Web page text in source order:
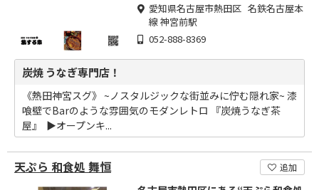
愛知県名古屋市熱田区 名鉄名古屋本
線 神宮前駅
052-888-8369
炭焼 うなぎ専門店！
《熱田神宮スグ》 ~ノスタルジックな街並みに佇む隠れ家~ 漆
喰壁でBarのような雰囲気のモダンレトロ 『炭焼うなぎ茶
屋』 ⁡ ▶︎オープンキ...
天ぷら 和食処 舞恒 追加